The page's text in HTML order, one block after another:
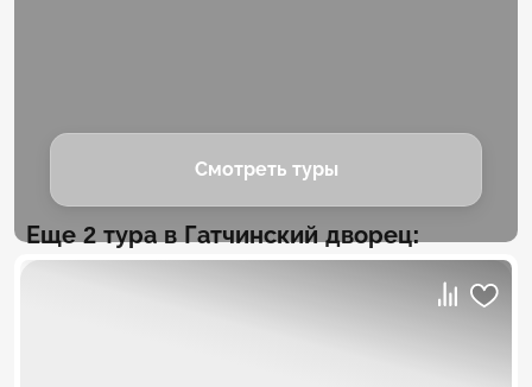
Смотреть туры
Еще 2 тура в Гатчинский дворец: